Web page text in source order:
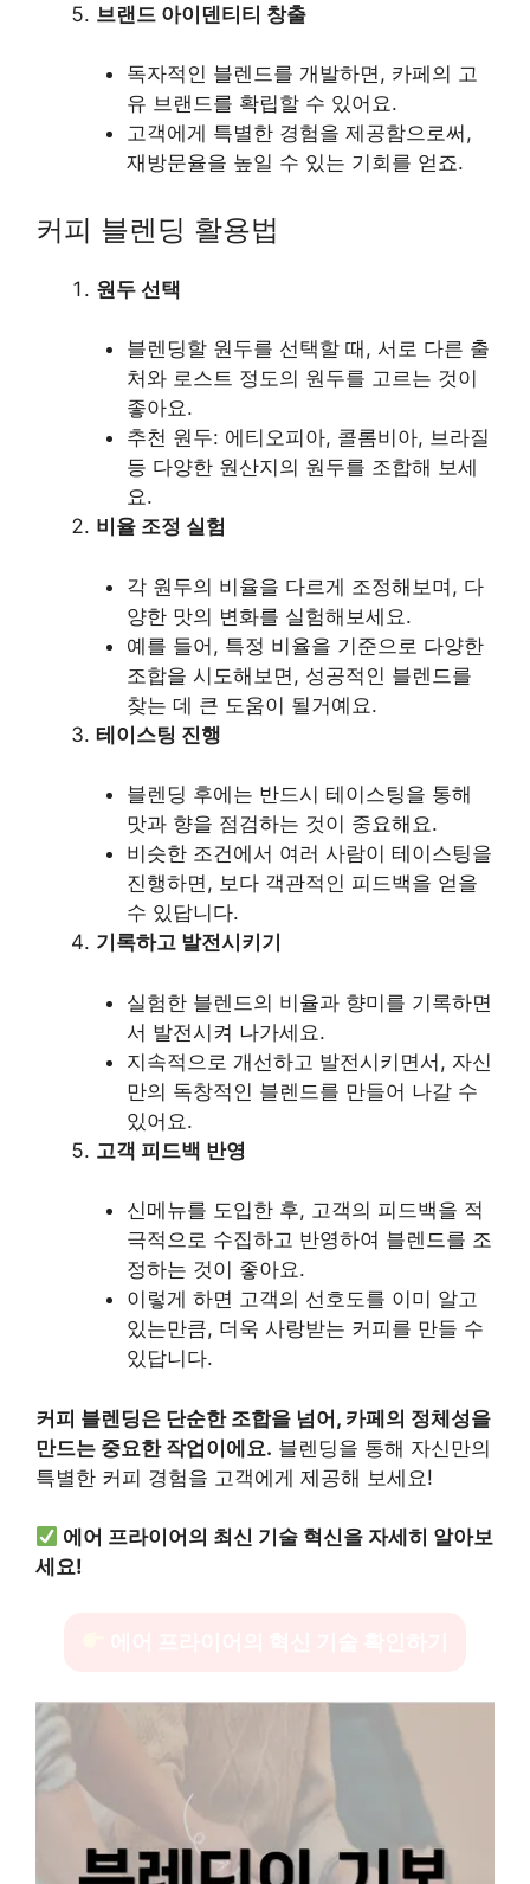
브랜드 아이덴티티 창출
독자적인 블렌드를 개발하면, 카페의 고
유 브랜드를 확립할 수 있어요.
고객에게 특별한 경험을 제공함으로써,
재방문율을 높일 수 있는 기회를 얻죠.
커피 블렌딩 활용법
원두 선택
블렌딩할 원두를 선택할 때, 서로 다른 출
처와 로스트 정도의 원두를 고르는 것이
좋아요.
추천 원두: 에티오피아, 콜롬비아, 브라질
등 다양한 원산지의 원두를 조합해 보세
요.
비율 조정 실험
각 원두의 비율을 다르게 조정해보며, 다
양한 맛의 변화를 실험해보세요.
예를 들어, 특정 비율을 기준으로 다양한
조합을 시도해보면, 성공적인 블렌드를
찾는 데 큰 도움이 될거예요.
테이스팅 진행
블렌딩 후에는 반드시 테이스팅을 통해
맛과 향을 점검하는 것이 중요해요.
비슷한 조건에서 여러 사람이 테이스팅을
진행하면, 보다 객관적인 피드백을 얻을
수 있답니다.
기록하고 발전시키기
실험한 블렌드의 비율과 향미를 기록하면
서 발전시켜 나가세요.
지속적으로 개선하고 발전시키면서, 자신
만의 독창적인 블렌드를 만들어 나갈 수
있어요.
고객 피드백 반영
신메뉴를 도입한 후, 고객의 피드백을 적
극적으로 수집하고 반영하여 블렌드를 조
정하는 것이 좋아요.
이렇게 하면 고객의 선호도를 이미 알고
있는만큼, 더욱 사랑받는 커피를 만들 수
있답니다.
커피 블렌딩은 단순한 조합을 넘어, 카페의 정체성을
만드는 중요한 작업이에요. 블렌딩을 통해 자신만의
특별한 커피 경험을 고객에게 제공해 보세요!
에어 프라이어의 최신 기술 혁신을 자세히 알아보
세요!